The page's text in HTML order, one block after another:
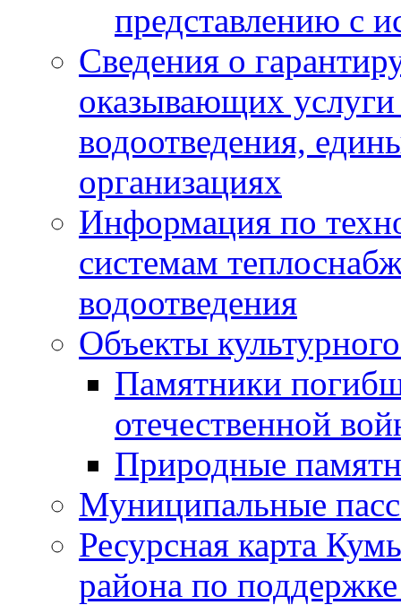
представлению с
Сведения о
оказывающих
водоотведения,
организациях
Информация по
системам
водоотведения
Объекты
Памятники
отечественной
Природные
Муниципальные
Ресурсная карта
района по